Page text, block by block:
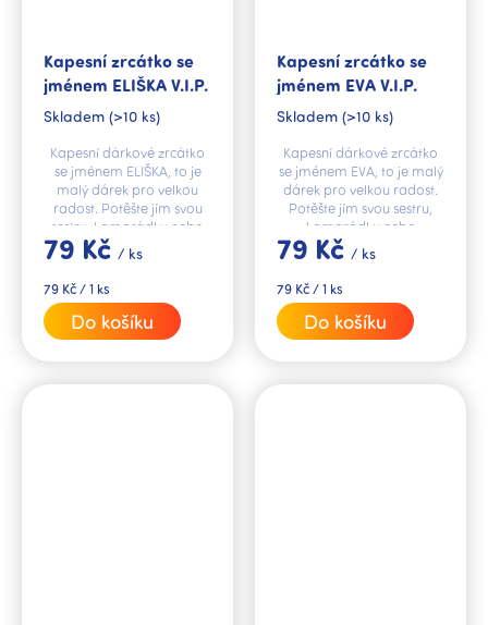
Kapesní zrcátko se
jménem ELIŠKA V.I.P.
Skladem (>10 ks)
79 Kč / ks
Měrná
cena:
79 Kč / 1 ks
Do košíku
Kapesní dárkové zrcátko
se jménem ELIŠKA, to je
malý dárek pro velkou
radost. Potěšte jím svou
sestru, kamarádku nebo
kolegyni.
Kapesní zrcátko se
jménem EVA V.I.P.
Skladem (>10 ks)
79 Kč / ks
Měrná
cena:
79 Kč / 1 ks
Do košíku
Kapesní dárkové zrcátko
se jménem EVA, to je malý
dárek pro velkou radost.
Potěšte jím svou sestru,
kamarádku nebo
kolegyni.